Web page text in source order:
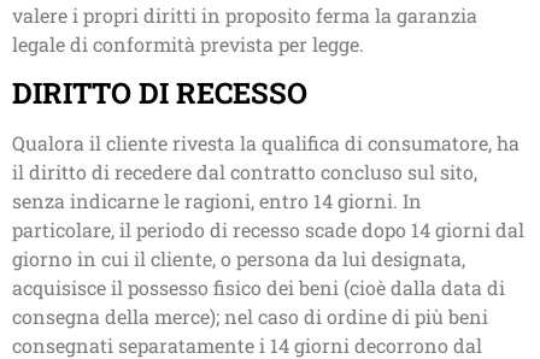
valere i propri diritti in proposito ferma la garanzia
legale di conformità prevista per legge.
DIRITTO DI RECESSO
Qualora il cliente rivesta la qualifica di consumatore, ha
il diritto di recedere dal contratto concluso sul sito,
senza indicarne le ragioni, entro 14 giorni. In
particolare, il periodo di recesso scade dopo 14 giorni dal
giorno in cui il cliente, o persona da lui designata,
acquisisce il possesso fisico dei beni (cioè dalla data di
consegna della merce); nel caso di ordine di più beni
consegnati separatamente i 14 giorni decorrono dal